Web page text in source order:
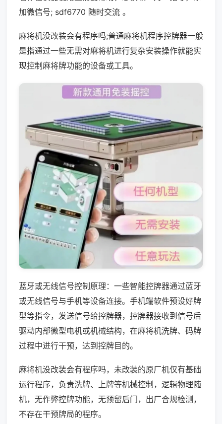
加微信号; sdf6770 随时交流 。
麻将机没改装会有程序吗;普通麻将机程序控牌器一般
是指通过一些无需对麻将机进行复杂安装操作就能实
现控制麻将牌功能的设备或工具。
蓝牙或无线信号控制原理：一些智能控牌器通过蓝牙
或无线信号与手机等设备连接。手机端软件预设好牌
型等指令，发送信号给控牌器，控牌器接收到信号后
驱动内部微型电机或机械结构，在麻将机洗牌、码牌
过程中进行干预，达到控牌目的。
麻将机没改装会有程序吗，未改装的原厂机仅有基础
运行程序，负责洗牌、上牌等机械控制，逻辑物理随
机，无作弊控牌功能，无预留后门，出厂合规检测，
不存在干预牌局的程序。